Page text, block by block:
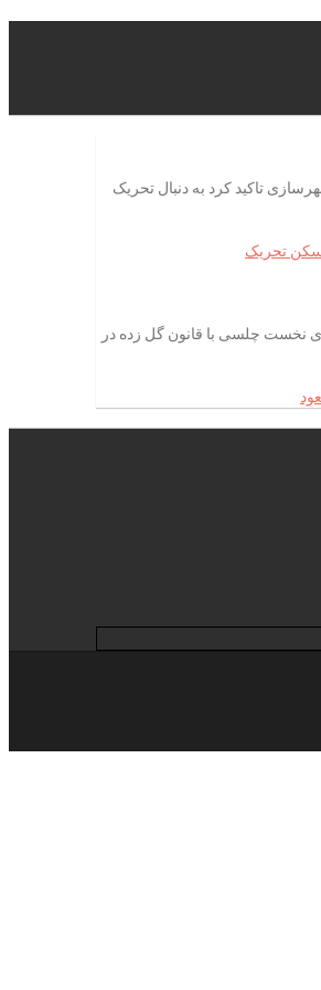
تاکید کرد به دنبال تحریک
تحریک
نخست چلسی با قانون گل زده در